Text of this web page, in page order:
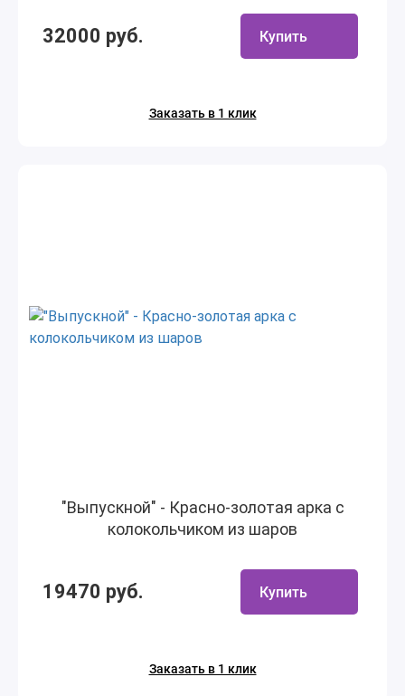
32000 руб. Купить
Заказать в 1 клик
"Выпускной" - Красно-золотая арка с
колокольчиком из шаров
19470 руб. Купить
Заказать в 1 клик